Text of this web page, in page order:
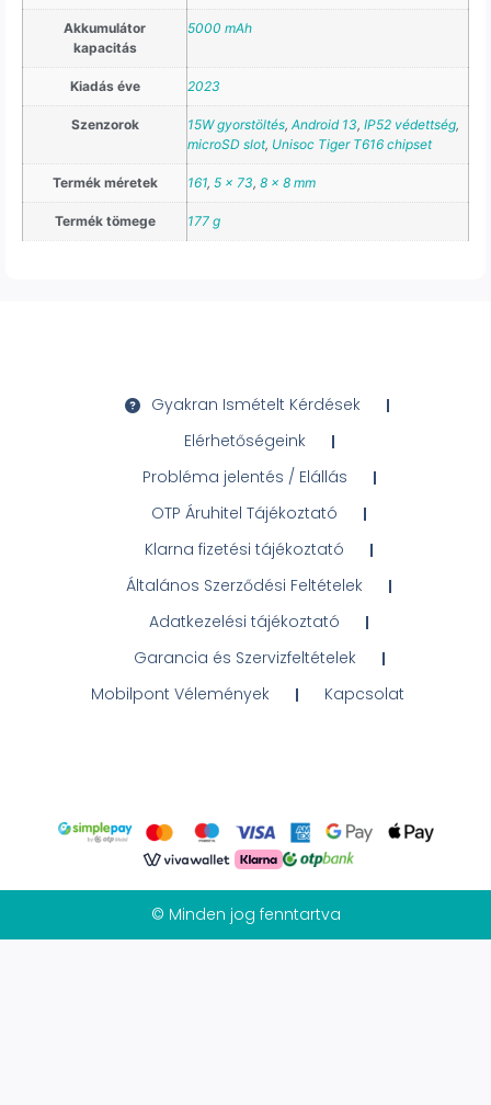
Akkumulátor
kapacitás
5000 mAh
Kiadás éve 2023
Szenzorok 15W gyorstöltés, Android 13, IP52 védettség,
microSD slot, Unisoc Tiger T616 chipset
Termék méretek 161, 5 x 73, 8 x 8 mm
Termék tömege 177 g
Gyakran Ismételt Kérdések
Elérhetőségeink
Probléma jelentés / Elállás
OTP Áruhitel Tájékoztató
Klarna fizetési tájékoztató
Általános Szerződési Feltételek
Adatkezelési tájékoztató
Garancia és Szervizfeltételek
Mobilpont Vélemények
Kapcsolat
© Minden jog fenntartva